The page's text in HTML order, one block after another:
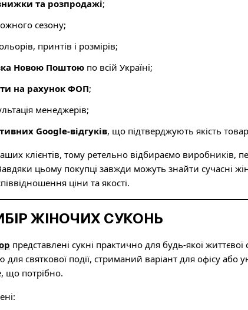
та розпродажі;
сезону;
принтів і розмірів;
Новою Поштою по всій Україні;
на рахунок ФОП;
менеджерів;
Google-відгуків, що підтверджують якість
клієнтів, тому ретельно відбираємо виробників,
цьому покупці завжди можуть знайти сучасні
ціни та якості.
ЖІНОЧИХ СУКОНЬ
представлені сукні практично для будь-якої
для святкової події, стриманий варіант для офісу
що потрібно.